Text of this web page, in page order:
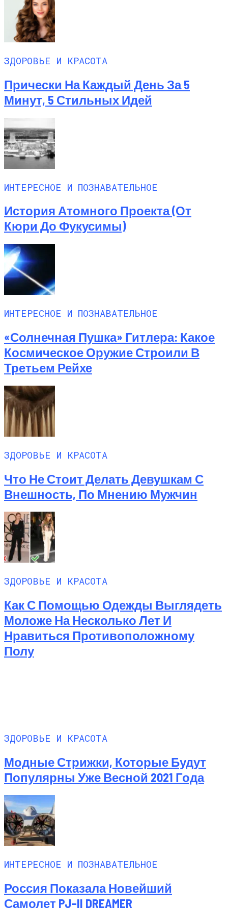
ЗДОРОВЬЕ И КРАСОТА
Прически На Каждый День За 5
Минут, 5 Стильных Идей
ИНТЕРЕСНОЕ И ПОЗНАВАТЕЛЬНОЕ
История Атомного Проекта (от
Кюри До Фукусимы)
ИНТЕРЕСНОЕ И ПОЗНАВАТЕЛЬНОЕ
«Солнечная Пушка» Гитлера: Какое
Космическое Оружие Строили В
Третьем Рейхе
ЗДОРОВЬЕ И КРАСОТА
Что Не Стоит Делать Девушкам С
Внешность, По Мнению Мужчин
ЗДОРОВЬЕ И КРАСОТА
Как С Помощью Одежды Выглядеть
Моложе На Несколько Лет И
Нравиться Противоположному
Полу
ЗДОРОВЬЕ И КРАСОТА
Модные Стрижки, Которые Будут
Популярны Уже Весной 2021 Года
ИНТЕРЕСНОЕ И ПОЗНАВАТЕЛЬНОЕ
Россия Показала Новейший
Самолет PJ–II DREAMER